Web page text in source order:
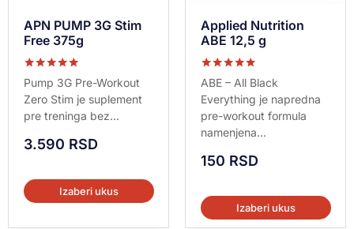
APN PUMP 3G Stim
Free 375g
Ocenjeno sa
5.00
od 5
Pump 3G Pre-Workout
Zero Stim je suplement
pre treninga bez...
3.590 RSD
Izaberi ukus
Applied Nutrition
ABE 12,5 g
Ocenjeno sa
5.00
od 5
ABE – All Black
Everything je napredna
pre-workout formula
namenjena...
150 RSD
Izaberi ukus